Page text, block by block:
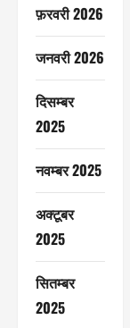
फ़रवरी 2026
जनवरी 2026
दिसम्बर
2025
नवम्बर 2025
अक्टूबर
2025
सितम्बर
2025